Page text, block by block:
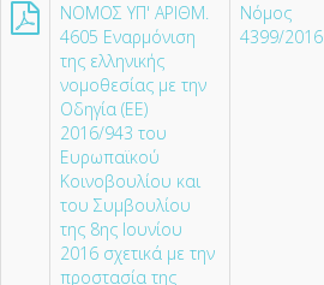
NOMOΣ ΥΠ' ΑΡΙΘΜ.
4605 Εναρμόνιση
της ελληνικής
νομοθεσίας με την
Οδηγία (ΕΕ)
2016/943 του
Ευρωπαϊκού
Κοινοβουλίου και
του Συμβουλίου
της 8ης Ιουνίου
2016 σχετικά με την
προστασία της
Νόμος
4399/2016